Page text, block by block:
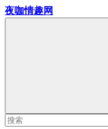
夜咖情趣网